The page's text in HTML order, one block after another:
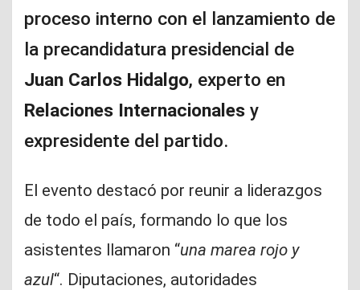
proceso interno con el lanzamiento de
la precandidatura presidencial de
Juan Carlos Hidalgo, experto en
Relaciones Internacionales y
expresidente del partido.
El evento destacó por reunir a liderazgos
de todo el país, formando lo que los
asistentes llamaron “una marea rojo y
azul“. Diputaciones, autoridades